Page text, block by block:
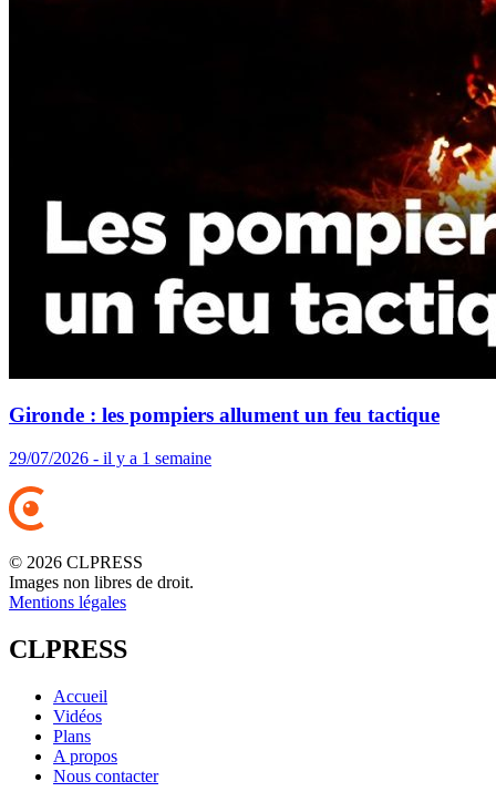
Gironde : les pompiers allument un feu tactique
29/07/2026 - il y a 1 semaine
© 2026 CLPRESS
Images non libres de droit.
Mentions légales
CLPRESS
Accueil
Vidéos
Plans
A propos
Nous contacter